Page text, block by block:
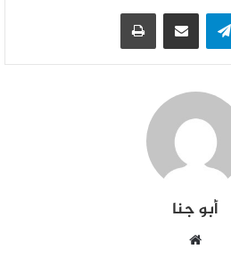
وفق القوانين والأعراف الدولية.
الهيئات والمنظمات الدولية
الإنسان إلى التحرك العاجل
على سلطات الاحتلال لضمان
تم بها الاعتقال تُجسّد من جديد
بالقانون الدولي وبحرمة العمل
تيلقرام مشاركة عبر البريد طباعة
أبو جنا